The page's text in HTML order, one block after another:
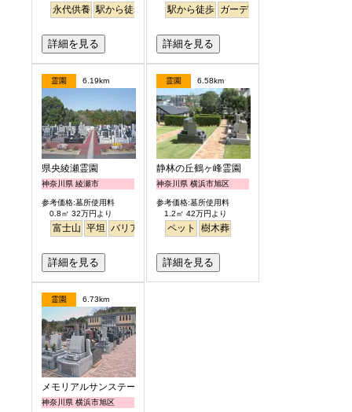
永代供養 駅から徒歩 明るい
詳細を見る
駅から徒歩 ガーデニング
詳細を見る
霊園 6.19km
県央綾瀬霊園
神奈川県 綾瀬市
参考価格:墓所使用料
0.8㎡ 32万円より
富士山 平坦 バリアフリー 芝桜 ペット
詳細を見る
霊園 6.58km
静林の丘鶴ヶ峰霊園
神奈川県 横浜市旭区
参考価格:墓所使用料
1.2㎡ 42万円より
ペット 樹木葬
詳細を見る
霊園 6.73km
メモリアルサンステージ
神奈川県 横浜市旭区